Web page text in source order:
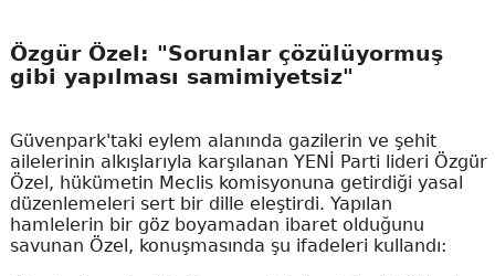
Özgür Özel: "Sorunlar çözülüyormuş
gibi yapılması samimiyetsiz"
Güvenpark'taki eylem alanında gazilerin ve şehit
ailelerinin alkışlarıyla karşılanan YENİ Parti lideri Özgür
Özel, hükümetin Meclis komisyonuna getirdiği yasal
düzenlemeleri sert bir dille eleştirdi. Yapılan
hamlelerin bir göz boyamadan ibaret olduğunu
savunan Özel, konuşmasında şu ifadeleri kullandı: